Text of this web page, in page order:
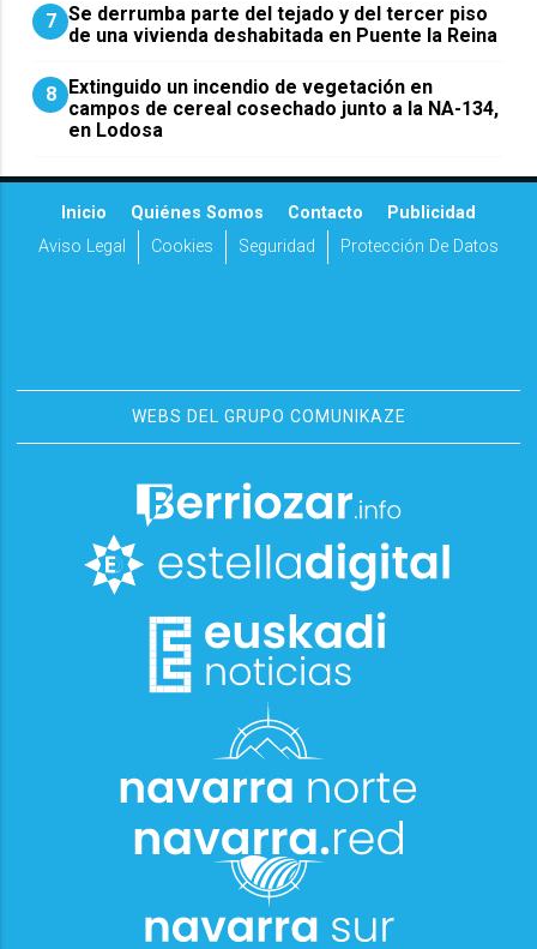
7 Se derrumba parte del tejado y del tercer piso
de una vivienda deshabitada en Puente la Reina
8 Extinguido un incendio de vegetación en
campos de cereal cosechado junto a la NA-134,
en Lodosa
Inicio Quiénes Somos Contacto
Publicidad
Aviso Legal
Cookies Seguridad Protección De Datos
WEBS DEL GRUPO COMUNIKAZE